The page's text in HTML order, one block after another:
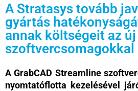
A Stratasys tovább
gyártás
annak költségeit az új
szoftvercsomagokkal
A GrabCAD Streamline
nyomtatóflotta kezelésével